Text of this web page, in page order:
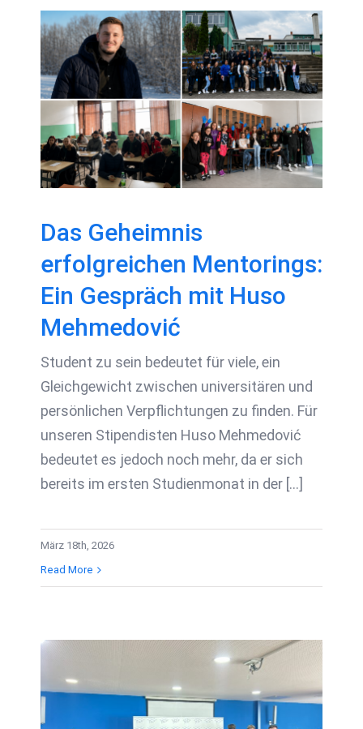
Das Geheimnis
erfolgreichen
Mentorings: Ein
Gespräch mit Husо
Mehmedović
Das Geheimnis
erfolgreichen Mentorings:
Ein Gespräch mit Husо
Mehmedović
Student zu sein bedeutet für viele, ein
Gleichgewicht zwischen universitären und
persönlichen Verpflichtungen zu finden. Für
unseren Stipendisten Husо Mehmedović
bedeutet es jedoch noch mehr, da er sich
bereits im ersten Studienmonat in der [...]
März 18th, 2026
Read More Unterzeichnete
mit Kandidaten, die
im Rahmen des
Wettbewerbs für